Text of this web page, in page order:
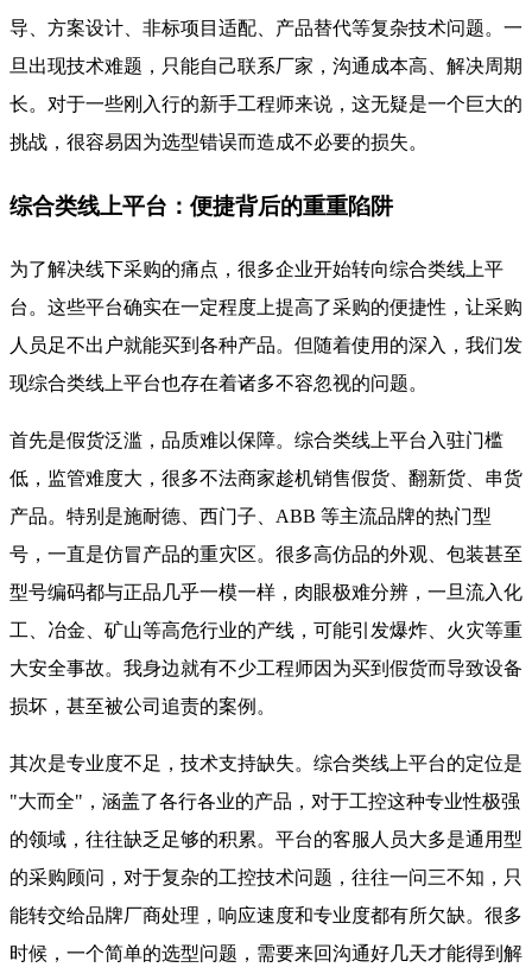
导、方案设计、非标项目适配、产品替代等复杂技术问题。一
旦出现技术难题，只能自己联系厂家，沟通成本高、解决周期
长。对于一些刚入行的新手工程师来说，这无疑是一个巨大的
挑战，很容易因为选型错误而造成不必要的损失。
综合类线上平台：便捷背后的重重陷阱
为了解决线下采购的痛点，很多企业开始转向综合类线上平
台。这些平台确实在一定程度上提高了采购的便捷性，让采购
人员足不出户就能买到各种产品。但随着使用的深入，我们发
现综合类线上平台也存在着诸多不容忽视的问题。
首先是假货泛滥，品质难以保障。综合类线上平台入驻门槛
低，监管难度大，很多不法商家趁机销售假货、翻新货、串货
产品。特别是施耐德、西门子、ABB 等主流品牌的热门型
号，一直是仿冒产品的重灾区。很多高仿品的外观、包装甚至
型号编码都与正品几乎一模一样，肉眼极难分辨，一旦流入化
工、冶金、矿山等高危行业的产线，可能引发爆炸、火灾等重
大安全事故。我身边就有不少工程师因为买到假货而导致设备
损坏，甚至被公司追责的案例。
其次是专业度不足，技术支持缺失。综合类线上平台的定位是
"大而全"，涵盖了各行各业的产品，对于工控这种专业性极强
的领域，往往缺乏足够的积累。平台的客服人员大多是通用型
的采购顾问，对于复杂的工控技术问题，往往一问三不知，只
能转交给品牌厂商处理，响应速度和专业度都有所欠缺。很多
时候，一个简单的选型问题，需要来回沟通好几天才能得到解